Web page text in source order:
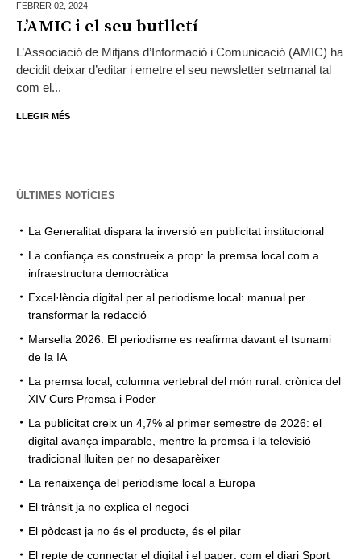
FEBRER 02, 2024
L’AMIC i el seu butlletí
L’Associació de Mitjans d’Informació i Comunicació (AMIC) ha
decidit deixar d’editar i emetre el seu newsletter setmanal tal
com el...
LLEGIR MÉS
ÚLTIMES NOTÍCIES
La Generalitat dispara la inversió en publicitat institucional
La confiança es construeix a prop: la premsa local com a
infraestructura democràtica
Excel·lència digital per al periodisme local: manual per
transformar la redacció
Marsella 2026: El periodisme es reafirma davant el tsunami
de la IA
La premsa local, columna vertebral del món rural: crònica del
XIV Curs Premsa i Poder
La publicitat creix un 4,7% al primer semestre de 2026: el
digital avança imparable, mentre la premsa i la televisió
tradicional lluiten per no desaparèixer
La renaixença del periodisme local a Europa
El trànsit ja no explica el negoci
El pòdcast ja no és el producte, és el pilar
El repte de connectar el digital i el paper: com el diari Sport